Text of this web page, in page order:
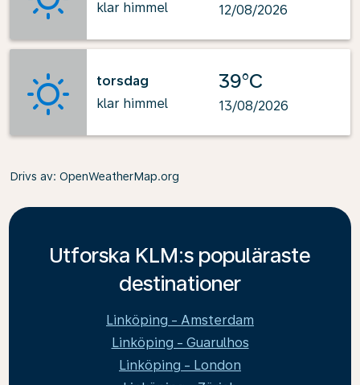
klar himmel
12/08/2026
torsdag
klar himmel
39°C
13/08/2026
Drivs av: OpenWeatherMap.org
Utforska KLM:s populäraste
destinationer
Linköping - Amsterdam
Linköping - Guarulhos
Linköping - London